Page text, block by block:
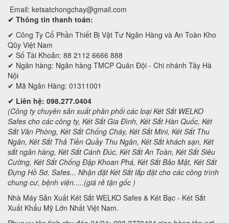
Email: ketsatchongchay@gmail.com
✔ Thông tin thanh toán:
✔ Công Ty Cổ Phần Thiết Bị Vật Tư Ngân Hàng và An Toàn Kho
Qũy Việt Nam
✔ Số Tài Khoản: 88 2112 6666 888
✔ Ngân hàng: Ngân hàng TMCP Quân Đội - Chi nhánh Tây Hà
Nội
✔ Mã Ngân Hàng: 01311001
✔ Liên hệ: 098.277.0404
(Công ty chuyên sản xuất phân phối các loại Két Sắt WELKO
Safes cho các công ty, Két Sắt Gia Đình, Két Sắt Hàn Quốc, Két
Sắt Văn Phòng, Két Sắt Chống Cháy, Két Sắt Mini, Két Sắt Thu
Ngân, Két Sắt Thả Tiền Quầy Thu Ngân, Két Sắt khách sạn, Két
sắt ngân hàng, Két Sắt Cánh Đúc, Két Sắt An Toàn, Két Sắt Siêu
Cường, Két Sắt Chống Đập Khoan Phá, Két Sắt Bảo Mật, Két Sắt
Đựng Hồ Sơ, Safes... Nhận đặt Két Sắt lắp đặt cho các công trình
chung cư, bệnh viện.....(giá rẻ tận gốc )
Nhà Máy Sản Xuất Két Sắt WELKO Safes & Két Bạc - Két Sắt
Xuất Khẩu Mỹ Lớn Nhất Việt Nam.